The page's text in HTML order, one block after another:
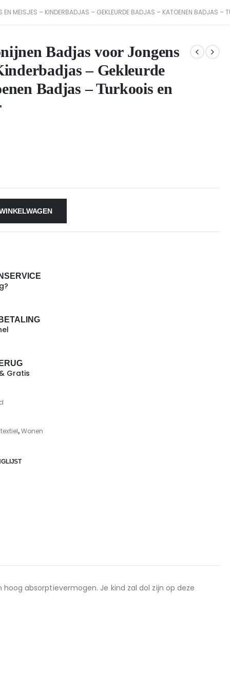
EN MEISJES – KINDERBADJAS – GEKLEURDE BADJAS – KATOENEN BADJAS
Badjas voor Jongens
– Gekleurde
Badjas – Turkoois en
Gratis
, Wonen
absorptievermogen. Je kind zal dol zijn op deze